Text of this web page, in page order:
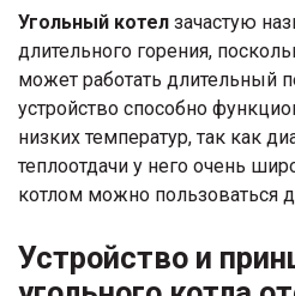
Угольный котел зачастую
длительного горения,
может работать длительный
устройство способно
низких температур, так как
теплоотдачи у него очень
котлом можно пользоваться
Устройство и